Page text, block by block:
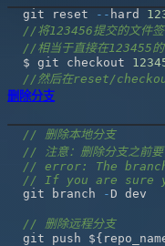
git reset -- hard
//将123456提交的文件
//相当于直接在123455
$ git checkout
//然后在reset/
删除分支
// 删除本地分支
// 注意：删除分支之前要
// error: The
// If you are sure
git branch
-
// 删除远程分支
git push ${